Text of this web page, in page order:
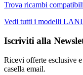
Trova ricambi
Vedi tutti i modelli
Iscriviti alla
Ricevi offerte esclusive
casella email.